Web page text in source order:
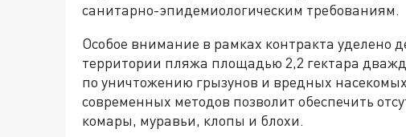
санитарно-эпидемиологическим требованиям.
Особое внимание в рамках контракта уделено
территории пляжа площадью 2,2 гектара
по уничтожению грызунов и вредных
современных методов позволит обеспечить
комары, муравьи, клопы и блохи.